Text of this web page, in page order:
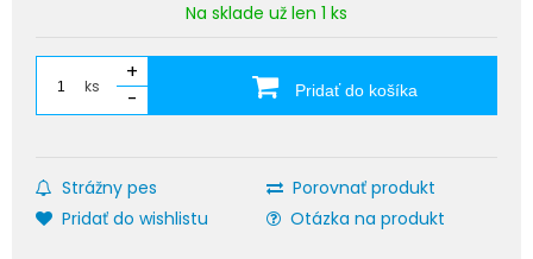
Na sklade už len 1 ks
ks
+
-
Pridať do košíka
Strážny pes
Porovnať produkt
Pridať do wishlistu
Otázka na produkt